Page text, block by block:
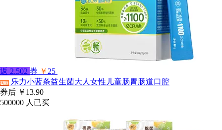
返 2.502 券 ￥ 25
淘宝
乐力小蓝条益生菌大人女性儿童肠胃肠道口腔
券后 ￥13.90
500000 人已买